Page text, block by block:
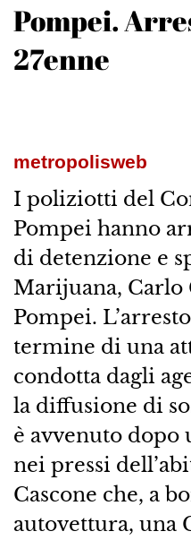
Pompei.
27enne
metropolisweb
I poliziotti del
Pompei hanno
di detenzione e
Marijuana, Carlo
Pompei.
termine di una
condotta dagli
la diffusione di
è avvenuto dopo
nei pressi
Cascone che, a
autovettura, una